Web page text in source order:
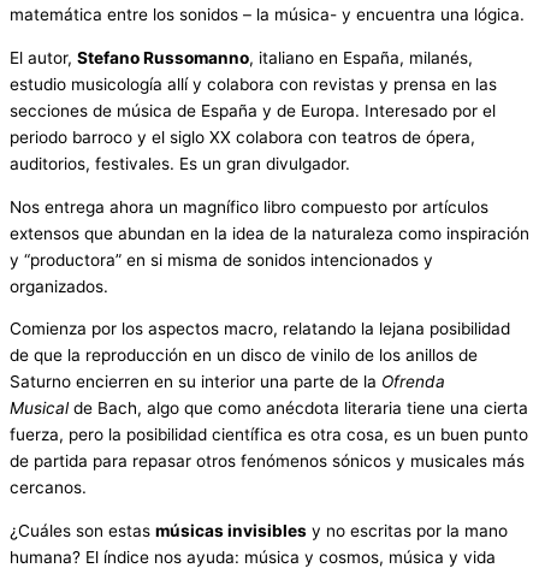
matemática entre los sonidos – la música- y encuentra una lógica.
El autor, Stefano Russomanno, italiano en España, milanés,
estudio musicología allí y colabora con revistas y prensa en las
secciones de música de España y de Europa. Interesado por el
periodo barroco y el siglo XX colabora con teatros de ópera,
auditorios, festivales. Es un gran divulgador.
Nos entrega ahora un magnífico libro compuesto por artículos
extensos que abundan en la idea de la naturaleza como inspiración
y “productora” en si misma de sonidos intencionados y
organizados.
Comienza por los aspectos macro, relatando la lejana posibilidad
de que la reproducción en un disco de vinilo de los anillos de
Saturno encierren en su interior una parte de la Ofrenda
Musicalde Bach, algo que como anécdota literaria tiene una cierta
fuerza, pero la posibilidad científica es otra cosa, es un buen punto
de partida para repasar otros fenómenos sónicos y musicales más
cercanos.
¿Cuáles son estas músicas invisibles y no escritas por la mano
humana? El índice nos ayuda: música y cosmos, música y vida